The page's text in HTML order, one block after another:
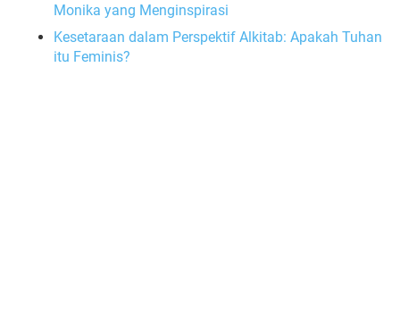
Monika yang Menginspirasi
Kesetaraan dalam Perspektif Alkitab: Apakah Tuhan
itu Feminis?